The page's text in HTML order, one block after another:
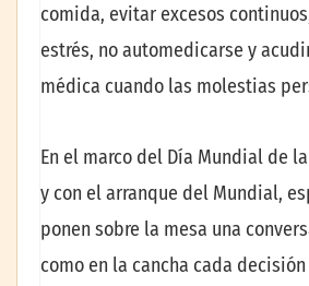
comida, evitar excesos
estrés, no automedicarse y
médica cuando las molestias
En el marco del Día Mundial de
y con el arranque del Mundial,
ponen sobre la mesa una
como en la cancha cada